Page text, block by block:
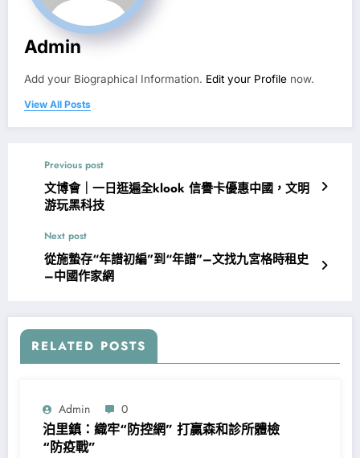
Admin
Add your Biographical Information. Edit your Profile now.
View All Posts
Previous post
文博會｜一日逛遍全klook 信譽卡優惠中國，文明
游玩黑科技
Next post
從施蟄存“年譜初編”到“年譜”–文找九宮格時租史
–中國作家網
RELATED POSTS
Admin 0
泊里鎮：織牢“防控網” 打贏森和診所體檢
“防疫戰”